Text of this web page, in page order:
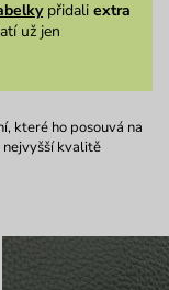
přidali extra
už jen
které ho posouvá na
kvalitě